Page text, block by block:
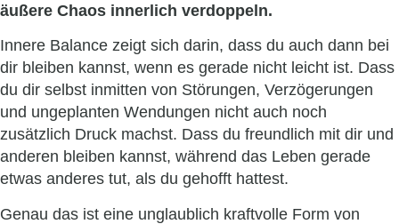
äußere Chaos innerlich verdoppeln.
Innere Balance zeigt sich darin, dass du auch dann bei
dir bleiben kannst, wenn es gerade nicht leicht ist. Dass
du dir selbst inmitten von Störungen, Verzögerungen
und ungeplanten Wendungen nicht auch noch
zusätzlich Druck machst. Dass du freundlich mit dir und
anderen bleiben kannst, während das Leben gerade
etwas anderes tut, als du gehofft hattest.
Genau das ist eine unglaublich kraftvolle Form von